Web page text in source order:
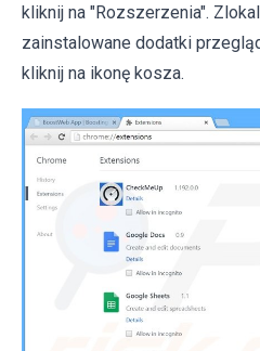
kliknij na "Rozszerzenia".
zainstalowane dodatki
kliknij na ikonę kosza.